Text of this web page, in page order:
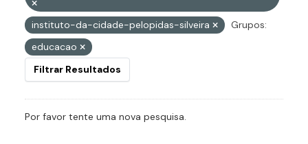
instituto-da-cidade-pelopidas-silveira
Grupos:
educacao
Filtrar Resultados
Por favor tente uma nova pesquisa.